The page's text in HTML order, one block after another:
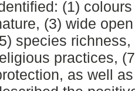
(1)
(3) wide
species
practices,
as well